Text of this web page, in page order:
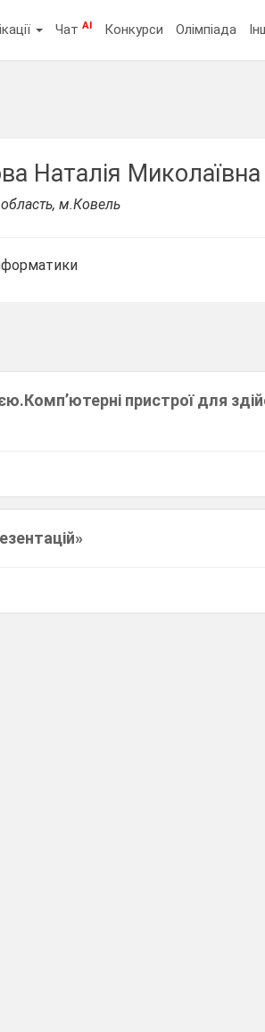
ЧатAI Конкурси Олімпіада
Наталія Миколаївна
м.Ковель
пристрої для